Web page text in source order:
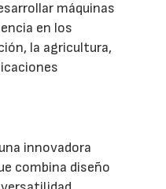
máquinas
en los
la agricultura,
innovadora
combina diseño